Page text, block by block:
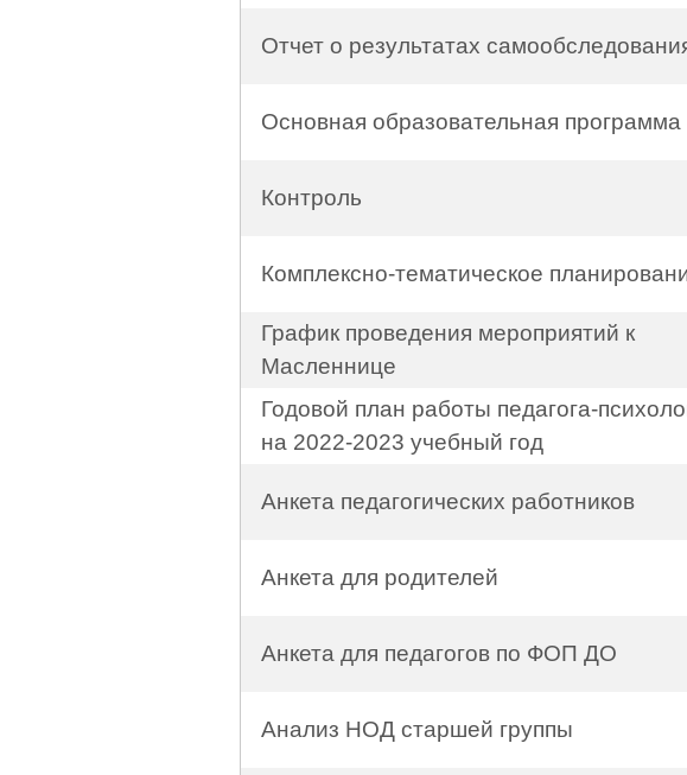
Отчет о результатах
Основная образовательная программа
Контроль
Комплексно-тематическое
График проведения мероприятий к
Масленнице
Годовой план работы педагога-
на 2022-2023 учебный год
Анкета педагогических работников
Анкета для родителей
Анкета для педагогов по ФОП ДО
Анализ НОД старшей группы